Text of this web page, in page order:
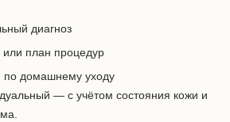
диагноз
или план процедур
по домашнему уходу
— с учётом состояния кожи и